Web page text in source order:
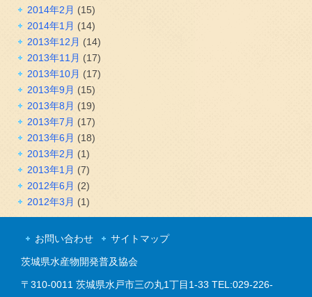
2014年2月 (15)
2014年1月 (14)
2013年12月 (14)
2013年11月 (17)
2013年10月 (17)
2013年9月 (15)
2013年8月 (19)
2013年7月 (17)
2013年6月 (18)
2013年2月 (1)
2013年1月 (7)
2012年6月 (2)
2012年3月 (1)
お問い合わせ サイトマップ
茨城県水産物開発普及協会
〒310-0011 茨城県水戸市三の丸1丁目1-33 TEL:029-226-